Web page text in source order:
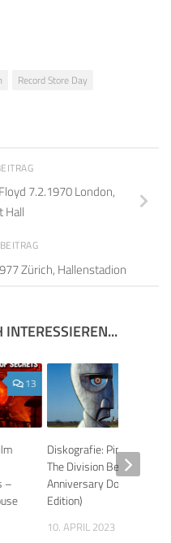
Record Store Day
7.2.1970 London,
Hall
Zürich, Hallenstadion
13
–
Diskografie: Pink Floyd –
The Division Bell (20th
Anniversary Double Vinyl
Edition)
10. APRIL 2023